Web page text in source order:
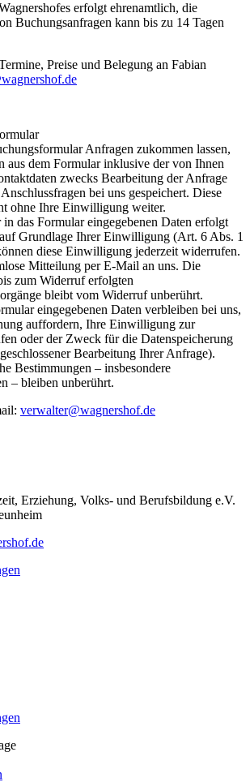
erfolgt ehrenamtlich, die
Buchungsanfragen kann bis zu 14 Tagen
Preise und Belegung an Fabian
Anfragen zukommen lassen,
aus dem Formular inklusive der von Ihnen
zwecks Bearbeitung der Anfrage
bei uns gespeichert. Diese
ohne Ihre Einwilligung weiter.
das Formular eingegebenen Daten erfolgt
Grundlage Ihrer Einwilligung (Art. 6 Abs. 1
diese Einwilligung jederzeit widerrufen.
Mitteilung per E-Mail an uns. Die
zum Widerruf erfolgten
bleibt vom Widerruf unberührt.
eingegebenen Daten verbleiben bei uns,
auffordern, Ihre Einwilligung zur
oder der Zweck für die Datenspeicherung
Bearbeitung Ihrer Anfrage).
Bestimmungen – insbesondere
– bleiben unberührt.
verwalter@wagnershof.de
Erziehung, Volks- und Berufsbildung e.V.